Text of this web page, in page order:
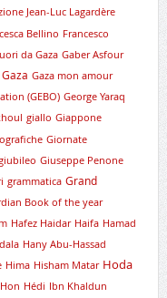
Jean-Luc Lagardère
Bellino Francesco
da Gaza Gaber Asfour
Gaza Gaza mon amour
(GEBO) George Yaraq
giallo Giappone
Giornate
Giuseppe Penone
grammatica Grand
Book of the year
Hafez Haidar Haifa Hamad
Hany Abu-Hassad
Hima Hisham Matar Hoda
Hon Hédi Ibn Khaldun